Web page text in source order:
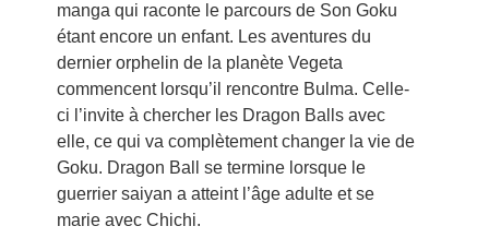
manga qui raconte le parcours de Son Goku
étant encore un enfant. Les aventures du
dernier orphelin de la planète Vegeta
commencent lorsqu’il rencontre Bulma. Celle-
ci l’invite à chercher les Dragon Balls avec
elle, ce qui va complètement changer la vie de
Goku. Dragon Ball se termine lorsque le
guerrier saiyan a atteint l’âge adulte et se
marie avec Chichi.